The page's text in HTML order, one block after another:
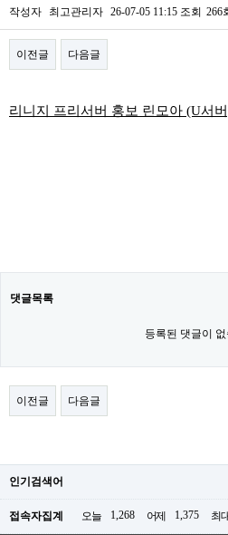
작성자 최고관리자 26-07-05 11:15 조회 266
이전글 다음글
리니지 프리서버 홍보 린모아 (U서버
댓글목록
등록된 댓글이
이전글 다음글
인기검색어
접속자집계 오늘 1,268 어제 1,375 최